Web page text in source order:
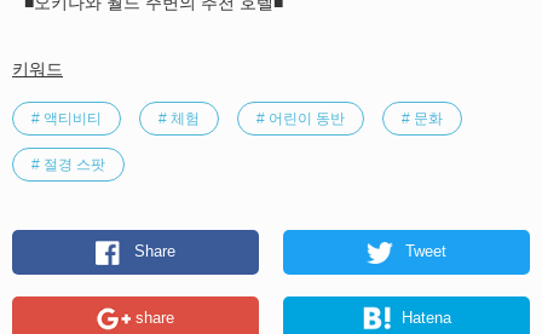
키워드
# 액티비티 # 체험 # 어린이 동반 # 문화
# 절경 스팟
Share Tweet
share Hatena